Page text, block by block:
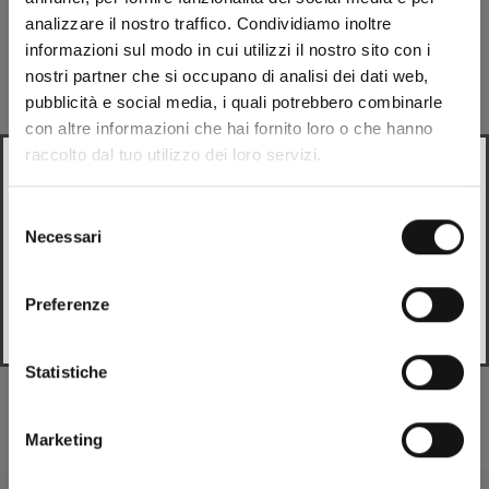
analizzare il nostro traffico. Condividiamo inoltre
informazioni sul modo in cui utilizzi il nostro sito con i
nostri partner che si occupano di analisi dei dati web,
pubblicità e social media, i quali potrebbero combinarle
con altre informazioni che hai fornito loro o che hanno
raccolto dal tuo utilizzo dei loro servizi.
delNecessari
Preferenze
Statistiche
Marketing
Beschreibung
Zusammensetzung
Ersatzteile
Italian
Change